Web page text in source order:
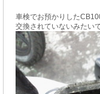
車検でお預かりした
交換されていないみたい